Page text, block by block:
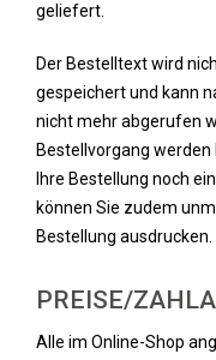
geliefert.
Der Bestelltext wird
gespeichert und kann
nicht mehr abgerufen
Bestellvorgang
Ihre Bestellung noch
können Sie zudem
Bestellung ausdrucken.
PREISE/
Alle im Online-Shop